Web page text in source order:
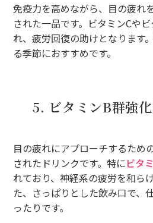
免疫力を高めながら、目の疲れ
された一品です。ビタミンCや
れ、疲労回復の助けとなります
る季節におすすめです。
5. ビタミンB群強
目の疲れにアプローチするため
されたドリンクです。特にビタ
れており、神経系の疲労を和ら
た、さっぱりとした飲み口で、
ったりです。